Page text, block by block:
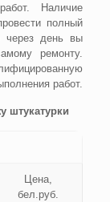
Наличие
полный
через день вы
ремонту.
работ.
штукатурки
Цена,
бел.руб.